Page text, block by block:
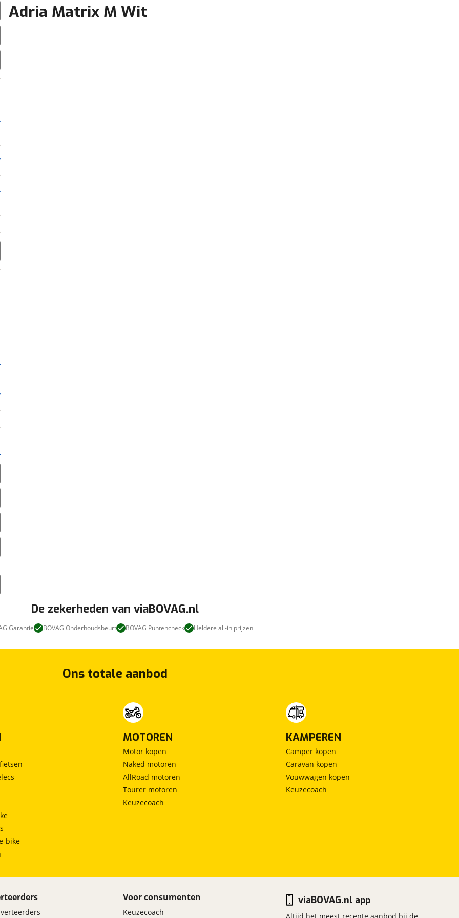
Adria Matrix M Wit
De zekerheden van viaBOVAG.nl
Garantie BOVAG Onderhoudsbeurt BOVAG Puntencheck Heldere all-in prijzen
Ons totale aanbod
bike
MOTOREN
Motor kopen
Naked motoren
AllRoad motoren
Tourer motoren
Keuzecoach
KAMPEREN
Camper kopen
Caravan kopen
Vouwwagen kopen
Keuzecoach
Voor consumenten
Keuzecoach
viaBOVAG.nl app